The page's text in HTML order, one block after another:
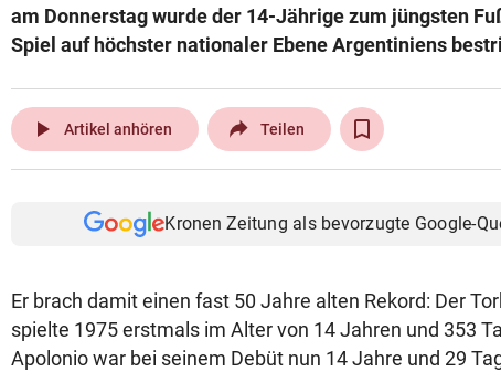
am Donnerstag wurde der 14-Jährige zum jüngsten
Spiel auf höchster nationaler Ebene Argentiniens
play_arrow Artikel anhören Teilen
Kronen Zeitung als bevorzugte Google-
Er brach damit einen fast 50 Jahre alten Rekord: Der
spielte 1975 erstmals im Alter von 14 Jahren und 353
Apolonio war bei seinem Debüt nun 14 Jahre und 29